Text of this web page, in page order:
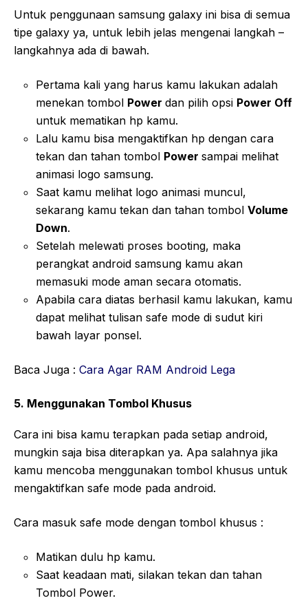
Untuk penggunaan samsung galaxy ini bisa di semua
tipe galaxy ya, untuk lebih jelas mengenai langkah –
langkahnya ada di bawah.
Pertama kali yang harus kamu lakukan adalah
menekan tombol Power dan pilih opsi Power Off
untuk mematikan hp kamu.
Lalu kamu bisa mengaktifkan hp dengan cara
tekan dan tahan tombol Power sampai melihat
animasi logo samsung.
Saat kamu melihat logo animasi muncul,
sekarang kamu tekan dan tahan tombol Volume
Down.
Setelah melewati proses booting, maka
perangkat android samsung kamu akan
memasuki mode aman secara otomatis.
Apabila cara diatas berhasil kamu lakukan, kamu
dapat melihat tulisan safe mode di sudut kiri
bawah layar ponsel.
Baca Juga : Cara Agar RAM Android Lega
5. Menggunakan Tombol Khusus
Cara ini bisa kamu terapkan pada setiap android,
mungkin saja bisa diterapkan ya. Apa salahnya jika
kamu mencoba menggunakan tombol khusus untuk
mengaktifkan safe mode pada android.
Cara masuk safe mode dengan tombol khusus :
Matikan dulu hp kamu.
Saat keadaan mati, silakan tekan dan tahan
Tombol Power.